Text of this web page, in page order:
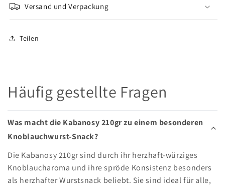
Versand und Verpackung
Teilen
Häufig gestellte Fragen
Was macht die Kabanosy 210gr zu einem besonderen
Knoblauchwurst-Snack?
Die Kabanosy 210gr sind durch ihr herzhaft-würziges
Knoblaucharoma und ihre spröde Konsistenz besonders
als herzhafter Wurstsnack beliebt. Sie sind ideal für alle,